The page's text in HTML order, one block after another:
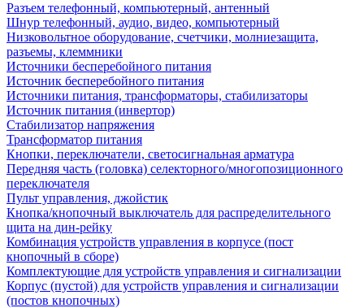
Разъем телефонный, компьютерный, антенный
Шнур телефонный, аудио, видео, компьютерный
Низковольтное оборудование, счетчики, молниезащита,
разъемы, клеммники
Источники бесперебойного питания
Источник бесперебойного питания
Источники питания, трансформаторы, стабилизаторы
Источник питания (инвертор)
Стабилизатор напряжения
Трансформатор питания
Кнопки, переключатели, светосигнальная арматура
Передняя часть (головка) селекторного/многопозиционного
переключателя
Пульт управления, джойстик
Кнопка/кнопочный выключатель для распределительного
щита на дин-рейку
Комбинация устройств управления в корпусе (пост
кнопочный в сборе)
Комплектующие для устройств управления и сигнализации
Корпус (пустой) для устройств управления и сигнализации
(постов кнопочных)